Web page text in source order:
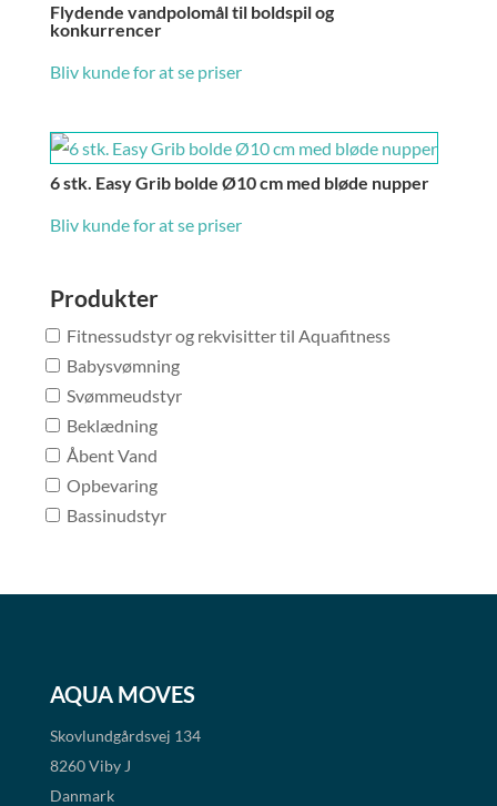
Flydende vandpolomål til boldspil og
konkurrencer
Bliv kunde for at se priser
6 stk. Easy Grib bolde Ø10 cm med bløde nupper
Bliv kunde for at se priser
Produkter
Fitnessudstyr og rekvisitter til Aquafitness
Babysvømning
Svømmeudstyr
Beklædning
Åbent Vand
Opbevaring
Bassinudstyr
AQUA MOVES
Skovlundgårdsvej 134
8260 Viby J
Danmark